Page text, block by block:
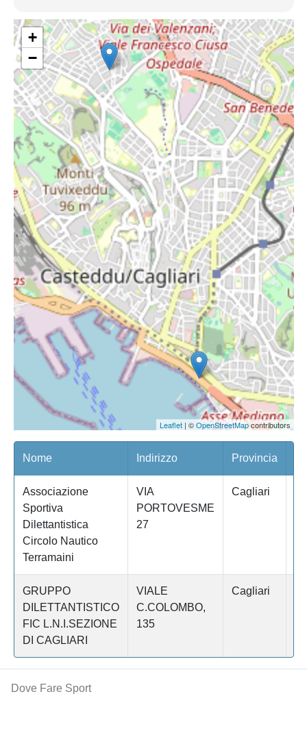
+
−
Leaflet| ©OpenStreetMapcontributors
Nome Indirizzo Provincia
Associazione
Sportiva
Dilettantistica
Circolo Nautico
Terramaini
VIA
PORTOVESME
27
Cagliari
GRUPPO
DILETTANTISTICO
FIC L.N.I.SEZIONE
DI CAGLIARI
VIALE
C.COLOMBO,
135
Cagliari
Dove Fare Sport